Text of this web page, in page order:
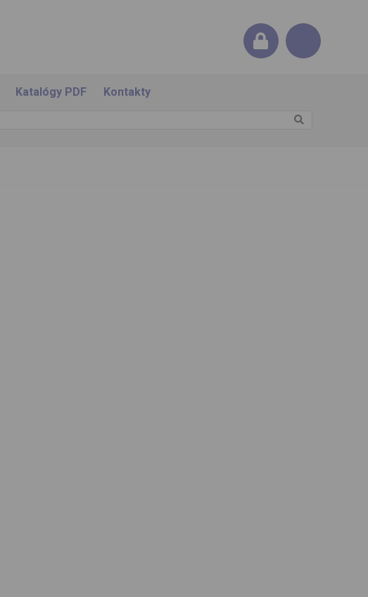
Katalógy PDF Kontakty